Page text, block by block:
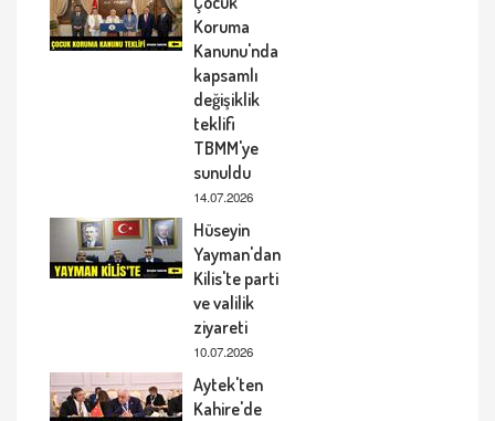
Koruma
Kanunu'nda
kapsamlı
değişiklik
teklifi
TBMM'ye
sunuldu
14.07.2026
Hüseyin
Yayman'dan
Kilis'te parti
ve valilik
ziyareti
10.07.2026
Aytek'ten
Kahire'de